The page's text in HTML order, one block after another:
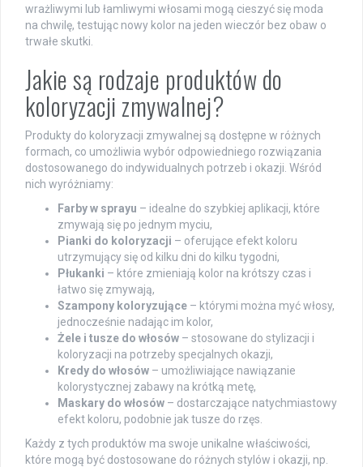
wrażliwymi lub łamliwymi włosami mogą cieszyć się moda
na chwilę, testując nowy kolor na jeden wieczór bez obaw o
trwałe skutki.
Jakie są rodzaje produktów do
koloryzacji zmywalnej?
Produkty do koloryzacji zmywalnej są dostępne w różnych
formach, co umożliwia wybór odpowiedniego rozwiązania
dostosowanego do indywidualnych potrzeb i okazji. Wśród
nich wyróżniamy:
Farby w sprayu – idealne do szybkiej aplikacji, które
zmywają się po jednym myciu,
Pianki do koloryzacji – oferujące efekt koloru
utrzymujący się od kilku dni do kilku tygodni,
Płukanki – które zmieniają kolor na krótszy czas i
łatwo się zmywają,
Szampony koloryzujące – którymi można myć włosy,
jednocześnie nadając im kolor,
Żele i tusze do włosów – stosowane do stylizacji i
koloryzacji na potrzeby specjalnych okazji,
Kredy do włosów – umożliwiające nawiązanie
kolorystycznej zabawy na krótką metę,
Maskary do włosów – dostarczające natychmiastowy
efekt koloru, podobnie jak tusze do rzęs.
Każdy z tych produktów ma swoje unikalne właściwości,
które mogą być dostosowane do różnych stylów i okazji, np.